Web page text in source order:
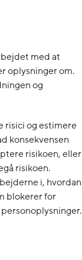
med at
oplysninger om.
og
risici og estimere
konsekvensen
risikoen, eller
risikoen.
i, hvordan
blokerer for